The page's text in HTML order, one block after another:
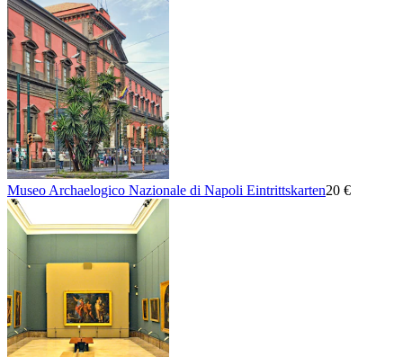
Museo Archaelogico Nazionale di Napoli Eintrittskarten20 €